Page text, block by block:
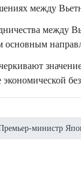
между
между
основным
значение
министр